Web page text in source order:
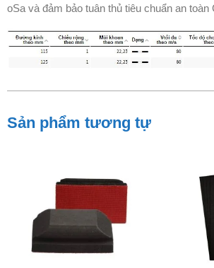
oSa và đảm bảo tuân thủ tiêu chuẩn an toàn
Sản phẩm tương tự